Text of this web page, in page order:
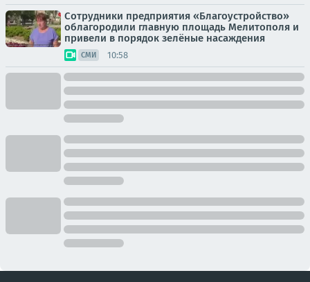
Сотрудники предприятия «Благоустройство»
облагородили главную площадь Мелитополя и
привели в порядок зелёные насаждения
СМИ 10:58